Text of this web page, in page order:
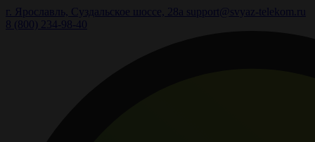
г. Ярославль, Суздальское шоссе, 28а support@svyaz-telekom.ru
8 (800) 234-98-40